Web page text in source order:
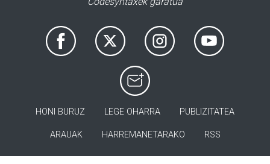
HONI BURUZ LEGE OHARRA PUBLIZITATEA
ARAUAK HARREMANETARAKO RSS